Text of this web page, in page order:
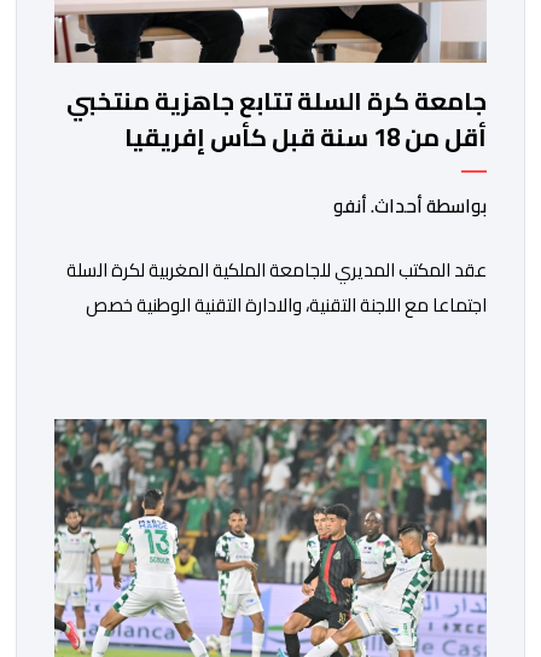
جامعة كرة السلة تتابع جاهزية منتخبي
أقل من 18 سنة قبل كأس إفريقيا
بواسطة أحداث. أنفو
عقد المكتب المديري للجامعة الملكية المغربية لكرة السلة
اجتماعا مع اللجنة التقنية، والادارة التقنية الوطنية خصص
الفترة الأخيرة. وشهد الاجتماع تقديم عرض مفصل حول
مشاركة المنتخبين الوطنيين لأقل من 18 سنة، إناثا وذكورا،
من طرف اللجنة التقنية التي واكبت كل […]